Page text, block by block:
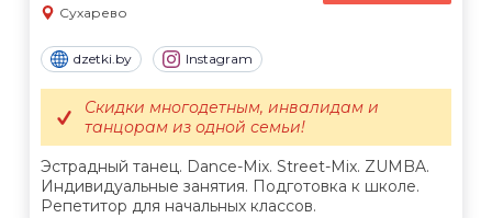
Сухарево
dzetki.by Instagram
Эстрадный танец. Dance-Mix. Street-Mix. ZUMBA.
Индивидуальные занятия. Подготовка к школе.
Репетитор для начальных классов.
Скидки многодетным, инвалидам и
танцорам из одной семьи!